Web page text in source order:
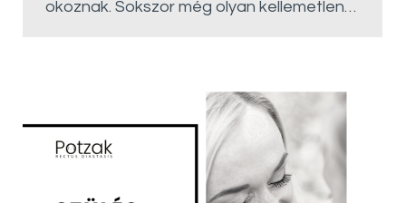
okoznak. Sokszor még olyan kellemetlen…